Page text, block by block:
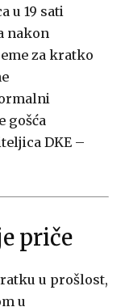
u 19 sati
nakon
za kratko
gošća
DKE –
priče
u prošlost,
u